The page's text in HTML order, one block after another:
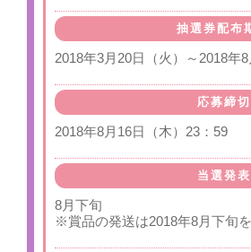
抽選券配布
2018年3月20日（火）～2018年8
応募締切
2018年8月16日（木）23：59
当選発表
8月下旬
※賞品の発送は2018年8月下旬